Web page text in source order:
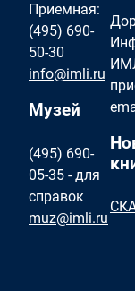
Приемная:
(495) 690-
50-30
info@imli.ru
Музей
(495) 690-
05-35 - для
справок
muz@imli.ru